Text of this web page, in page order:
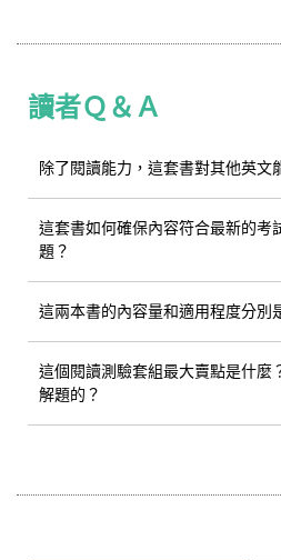
讀者Ｑ＆Ａ
除了閱讀能力，這套書對其他英文
這套書如何確保內容符合最新的考
題？
這兩本書的內容量和適用程度分別
這個閱讀測驗套組最大賣點是什麼
解題的？